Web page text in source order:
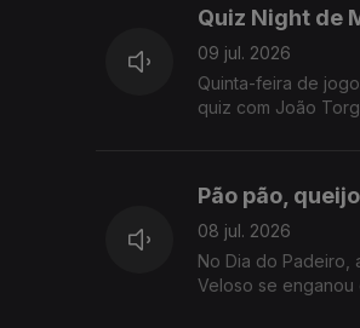
Quiz Night de
09 jul. 2026
Quinta-feira de
quiz com João
Pão pão,
08 jul. 2026
No Dia do Padeiro,
Veloso se enganou